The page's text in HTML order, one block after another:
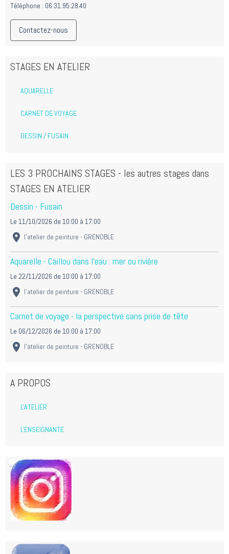
Téléphone : 06.31.95.28.40
Contactez-nous
STAGES EN ATELIER
AQUARELLE
CARNET DE VOYAGE
DESSIN / FUSAIN
LES 3 PROCHAINS STAGES - les autres stages dans
STAGES EN ATELIER
Dessin - Fusain
Le 11/10/2026 de 10:00 à 17:00
l'atelier de peinture - GRENOBLE
Aquarelle - Caillou dans l'eau : mer ou rivière
Le 22/11/2026 de 10:00 à 17:00
l'atelier de peinture - GRENOBLE
Carnet de voyage - la perspective sans prise de tête
Le 06/12/2026 de 10:00 à 17:00
l'atelier de peinture - GRENOBLE
A PROPOS
L'ATELIER
L'ENSEIGNANTE